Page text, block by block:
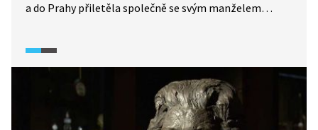
a do Prahy přiletěla společně se svým manželem
navštívil Velkou Británii již v roce 1990. Návštěvu
Alžběty II. provázely mohutná bezpečnostní opatření
zejména kvůli obnoveným hrozbám ze strany
organizace IRA. Královna byla ubytována v pražském
Lichtenštejnském paláci a nejprve se setkala